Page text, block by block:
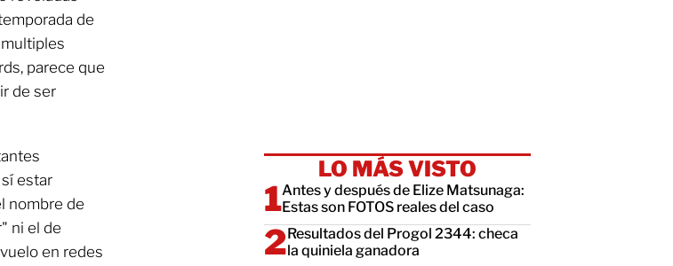
de
parece que
de ser
estar
nombre de
ni el de
en redes
LO MÁS VISTO
Antes y después de Elize Matsunaga:
Estas son FOTOS reales del caso
Resultados del Progol 2344: checa
la quiniela ganadora